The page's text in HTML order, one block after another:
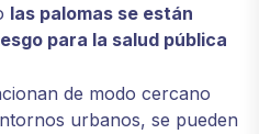
las palomas se están
para la salud pública
de modo cercano
urbanos, se pueden